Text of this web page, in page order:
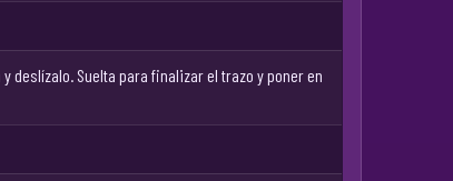
deslízalo. Suelta para finalizar el trazo y poner en